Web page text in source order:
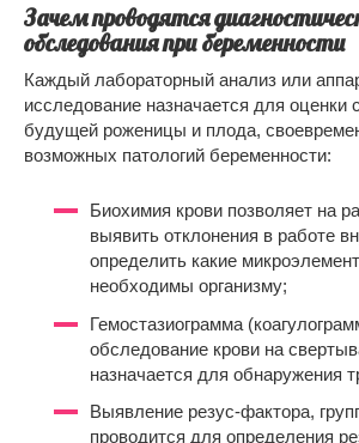
Зачем проводятся
обследования при беременности
Каждый лабораторный анализ или
исследование назначается для оценки
будущей роженицы и плода,
возможных патологий беременности:
Биохимия крови позволяет на
выявить отклонения в работе
определить какие
необходимы организму;
Гемостазиограмма
обследование крови на
назначается для обнаружения
Выявление резус-фактора,
проводится для определения